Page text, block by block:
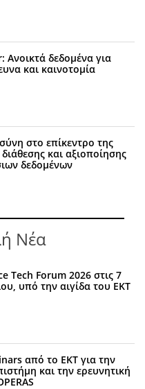
Ανοικτά δεδομένα για
και καινοτομία
στο επίκεντρο της
και αξιοποίησης
δεδομένων
Νέα
Tech Forum 2026 στις 7
υπό την αιγίδα του ΕΚΤ
από το ΕΚΤ για την
και την ερευνητική